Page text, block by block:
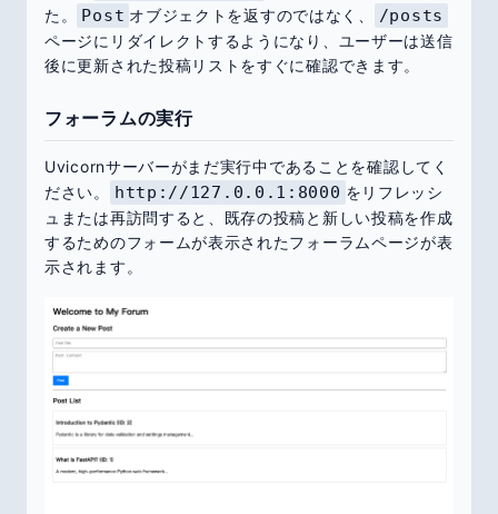
た。
Post オブジェクトを返すのではなく、 /posts
ページにリダイレクトするようになり、ユーザーは送信
後に更新された投稿リストをすぐに確認できます。
フォーラムの実行
Uvicornサーバーがまだ実行中であることを確認してく
ださい。
http://127.0.0.1:8000 をリフレッシ
ュまたは再訪問すると、既存の投稿と新しい投稿を作成
するためのフォームが表示されたフォーラムページが表
示されます。